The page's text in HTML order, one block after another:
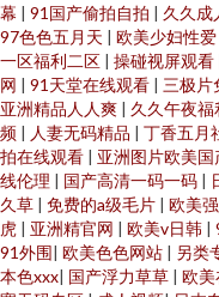
幕 | 91国产偷拍自拍 | 久久成
97色色五月天 | 欧美少妇性爱
一区福利二区 | 操碰视屏观看
网 | 91天堂在线观看 | 三极片
亚洲精品人人爽 | 久久午夜福
频 | 人妻无码精品 | 丁香五月
拍在线观看 | 亚洲图片欧美国
线伦理 | 国产高清一码一码 |
久草 | 免费的a级毛片 | 欧美
虎 | 亚洲精官网 | 欧美v日韩 |
91外围| 欧美色色网站 | 另类
本色xxx| 国产浮力草草 | 欧